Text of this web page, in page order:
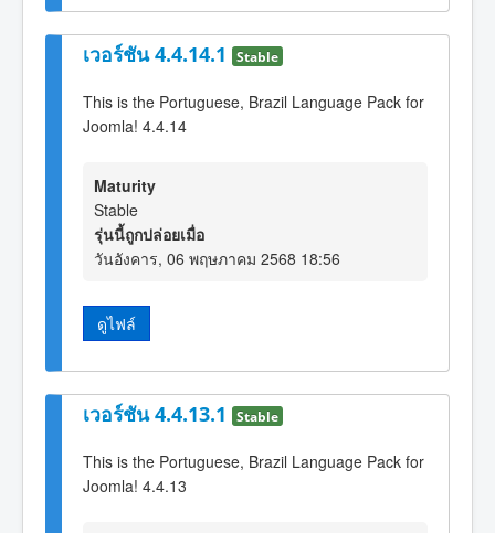
เวอร์ชัน 4.4.14.1 Stable
This is the Portuguese, Brazil Language Pack for
Joomla! 4.4.14
Maturity
Stable
รุ่นนี้ถูกปล่อยเมื่อ
วันอังคาร, 06 พฤษภาคม 2568 18:56
ดูไฟล์
เวอร์ชัน 4.4.13.1 Stable
This is the Portuguese, Brazil Language Pack for
Joomla! 4.4.13